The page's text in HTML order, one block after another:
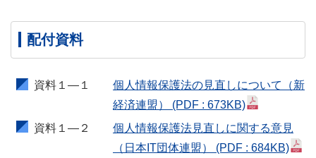
配付資料
資料１―１
個人情報保護法の見直しについて（新
経済連盟） (PDF : 673KB)
資料１―２
個人情報保護法見直しに関する意見
（日本IT団体連盟） (PDF : 684KB)